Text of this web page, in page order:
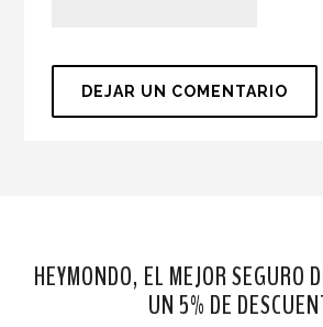
HEYMONDO, EL MEJOR SEGURO
UN 5% DE